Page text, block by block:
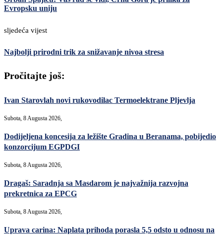
Evropsku uniju
sljedeća vijest
Najbolji prirodni trik za snižavanje nivoa stresa
Pročitajte još:
Ivan Starovlah novi rukovodilac Termoelektrane Pljevlja
Subota, 8 Augusta 2026,
Dodijeljena koncesija za ležište Gradina u Beranama, pobijedio
konzorcijum EGPDGI
Subota, 8 Augusta 2026,
Dragaš: Saradnja sa Masdarom je najvažnija razvojna
prekretnica za EPCG
Subota, 8 Augusta 2026,
Uprava carina: Naplata prihoda porasla 5,5 odsto u odnosu na